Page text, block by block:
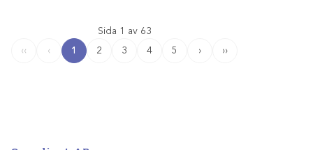
Sida 1 av 63
‹‹
‹ 1 2 3 4 5 › ››